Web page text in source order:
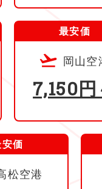
最安価
岡山空
7,150円
価
松空港